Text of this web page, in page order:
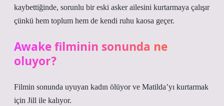
kaybettiğinde, sorunlu bir eski asker ailesini kurtarmaya çalışır
çünkü hem toplum hem de kendi ruhu kaosa geçer.
Awake filminin sonunda ne
oluyor?
Filmin sonunda uyuyan kadın ölüyor ve Matilda’yı kurtarmak
için Jill ile kalıyor.